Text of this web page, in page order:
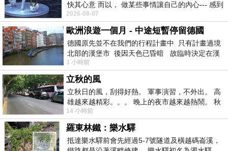
【體癬】主要是除了頭部、手足、陰股部以外的部分
感染到白癬菌(皮膚絲狀菌
在顏面、胸部、背部、大腿、臀部等比較柔軟的皮膚感染
後，邊緣粉紅色突起，正中皮膚較正常些。有點癢又不是
太癢。正常的皮膚，若和感染的皮膚有親密的接觸，照樣
會被傳染。好發於初夏至初秋。原因菌以
快其心意 而以， 做某些事情讓自己的內心--- 感到
愉快。
2026-08-07
歐洲浪遊一個月 - 中途短暫停留德國
德國原先並不在我們的行程計畫中 只有計畫過境
北部的漢堡市 後因天色已昏暗 故臨時決定在漢
堡市吃晚餐和過夜
3 小時前
立秋的風
立秋日的風，刮得好熱。 軍事演習，不外出。 高
雄越來越精彩。。。 晚上的夜市越來越熱鬧。 秋
天的風刮得很熱 夜遊消暑熱。。。
14 小時前
羅東林鐵：樂水驛
抵達樂水驛前會先經過5-7號隧道及橫越碼崙溪，